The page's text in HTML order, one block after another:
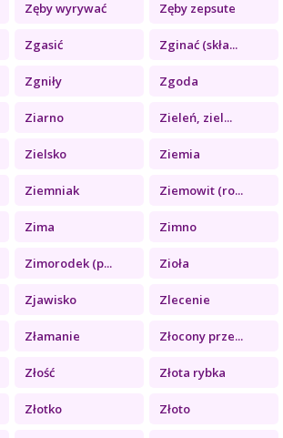
Zęby wyrywać Zęby zepsute
Zgasić Zginać (skła...
Zgniły Zgoda
Ziarno Zieleń, ziel...
Zielsko Ziemia
Ziemniak Ziemowit (ro...
Zima Zimno
Zimorodek (p... Zioła
Zjawisko Zlecenie
Złamanie Złocony prze...
Złość Złota rybka
Złotko Złoto